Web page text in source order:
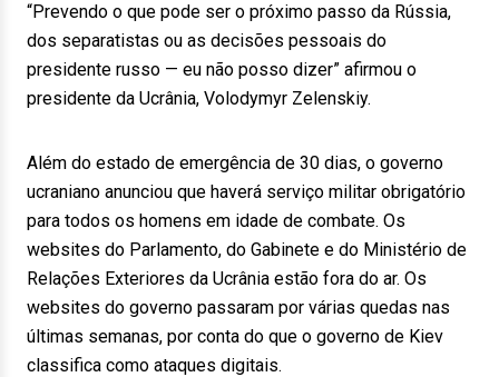
“Prevendo o que pode ser o próximo passo da Rússia,
dos separatistas ou as decisões pessoais do
presidente russo — eu não posso dizer” afirmou o
presidente da Ucrânia, Volodymyr Zelenskiy.
Além do estado de emergência de 30 dias, o governo
ucraniano anunciou que haverá serviço militar obrigatório
para todos os homens em idade de combate. Os
websites do Parlamento, do Gabinete e do Ministério de
Relações Exteriores da Ucrânia estão fora do ar. Os
websites do governo passaram por várias quedas nas
últimas semanas, por conta do que o governo de Kiev
classifica como ataques digitais.